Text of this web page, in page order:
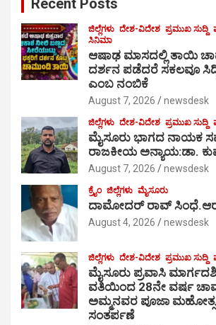
ಜಿಲ್ಲೆಗಳು ದೇಶ-ವಿದೇಶ ಪ್ರಮುಖ ಸುದ್ದಿ
ಸಿನಿಮಾ
ಆಷಾಢ ಮಾಸದಲ್ಲಿ ತಾಯಿ
ದರ್ಶನ ಪಡೆದರೆ ಸಕಲವೂ
ಎಂಬ ನಂಬಿಕೆ
August 7, 2026 newsdesk
ಜಿಲ್ಲೆಗಳು ದೇಶ-ವಿದೇಶ ಪ್ರಮುಖ ಸುದ್ದಿ
ಮೈಸೂರು ಭಾಗದ ನಾಯಕ
ರಾಜಕೀಯ ಅನ್ಯಾಯ:ಡಾ.
August 7, 2026 newsdesk
ಕ್ರೈಂ ಜಿಲ್ಲೆಗಳು ಮೈಸೂರು
ದಾಮೋದರ್ ರಾವ್
August 4, 2026 newsdesk
ಜಿಲ್ಲೆಗಳು ದೇಶ-ವಿದೇಶ ಪ್ರಮುಖ ಸುದ್ದಿ
ಮೈಸೂರು ಪ್ರವಾಸಿ
ವತಿಯಿಂದ 28ನೇ ವರ್ಷ
ಅಮ್ಮನವರ ಪೂಜಾ
ಸಂತರ್ಪಣೆ